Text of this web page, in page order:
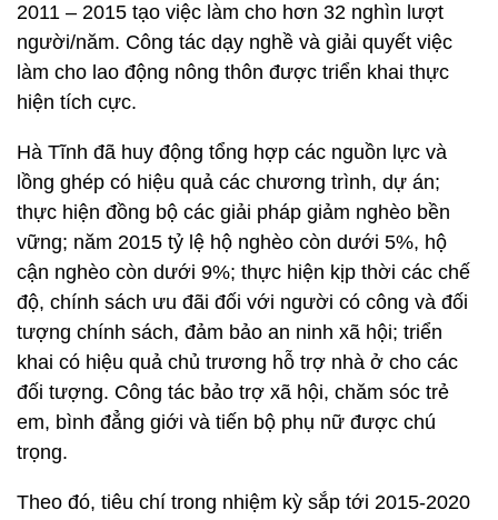
2011 – 2015 tạo việc làm cho hơn 32 nghìn lượt
người/năm. Công tác dạy nghề và giải quyết việc
làm cho lao động nông thôn được triển khai thực
hiện tích cực.
Hà Tĩnh đã huy động tổng hợp các nguồn lực và
lồng ghép có hiệu quả các chương trình, dự án;
thực hiện đồng bộ các giải pháp giảm nghèo bền
vững; năm 2015 tỷ lệ hộ nghèo còn dưới 5%, hộ
cận nghèo còn dưới 9%; thực hiện kịp thời các chế
độ, chính sách ưu đãi đối với người có công và đối
tượng chính sách, đảm bảo an ninh xã hội; triển
khai có hiệu quả chủ trương hỗ trợ nhà ở cho các
đối tượng. Công tác bảo trợ xã hội, chăm sóc trẻ
em, bình đẳng giới và tiến bộ phụ nữ được chú
trọng.
Theo đó, tiêu chí trong nhiệm kỳ sắp tới 2015-2020